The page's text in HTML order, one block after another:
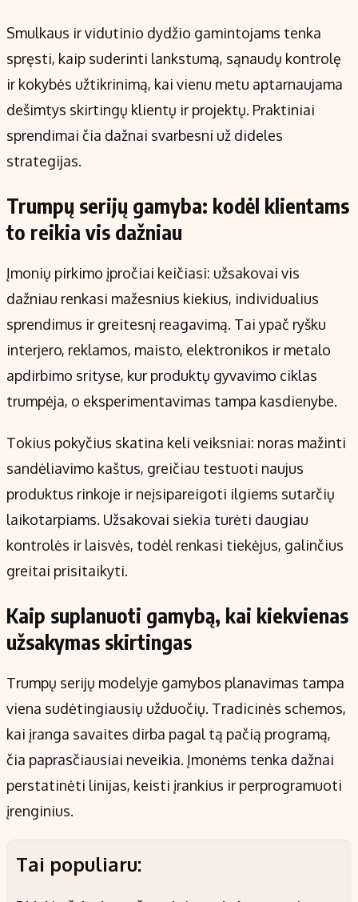
Smulkaus ir vidutinio dydžio gamintojams tenka
spręsti, kaip suderinti lankstumą, sąnaudų kontrolę
ir kokybės užtikrinimą, kai vienu metu aptarnaujama
dešimtys skirtingų klientų ir projektų. Praktiniai
sprendimai čia dažnai svarbesni už dideles
strategijas.
Trumpų serijų gamyba: kodėl klientams
to reikia vis dažniau
Įmonių pirkimo įpročiai keičiasi: užsakovai vis
dažniau renkasi mažesnius kiekius, individualius
sprendimus ir greitesnį reagavimą. Tai ypač ryšku
interjero, reklamos, maisto, elektronikos ir metalo
apdirbimo srityse, kur produktų gyvavimo ciklas
trumpėja, o eksperimentavimas tampa kasdienybe.
Tokius pokyčius skatina keli veiksniai: noras mažinti
sandėliavimo kaštus, greičiau testuoti naujus
produktus rinkoje ir neįsipareigoti ilgiems sutarčių
laikotarpiams. Užsakovai siekia turėti daugiau
kontrolės ir laisvės, todėl renkasi tiekėjus, galinčius
greitai prisitaikyti.
Kaip suplanuoti gamybą, kai kiekvienas
užsakymas skirtingas
Trumpų serijų modelyje gamybos planavimas tampa
viena sudėtingiausių užduočių. Tradicinės schemos,
kai įranga savaites dirba pagal tą pačią programą,
čia paprasčiausiai neveikia. Įmonėms tenka dažnai
perstatinėti linijas, keisti įrankius ir perprogramuoti
įrenginius.
Tai populiaru: